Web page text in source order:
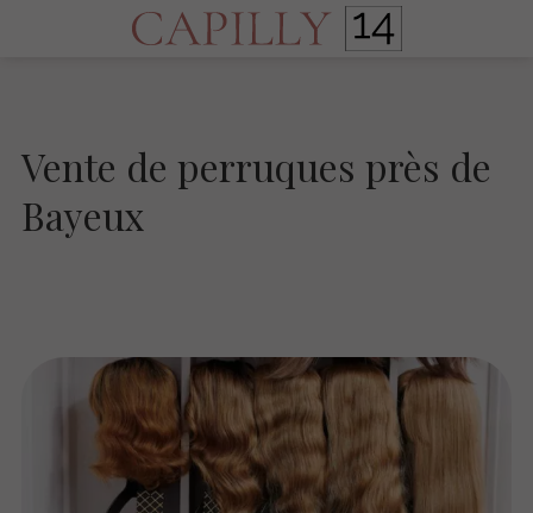
Vente de perruques près de
Bayeux